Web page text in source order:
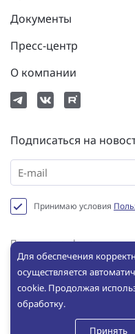
Документы
Пресс-центр
О компании
Подписаться на
Принимаю условия
Политика
Пользовательское
Сookie
© ООО «ИНБРЭС», 2025. Все
использование любых
Для обеспечения
осуществляется
cookie. Продолжая
обработку.
Принять